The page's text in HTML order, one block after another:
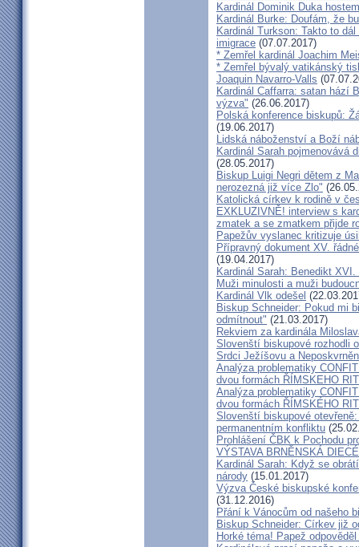
Kardinál Dominik Duka
Kardinál Burke: Doufám, že
Kardinál Turkson: Takto to
imigrace (07.07.2017)
* Zemřel kardinál Joachim
* Zemřel bývalý vatikánský
Joaquin Navarro-Valls
Kardinál Caffarra: satan hází
výzva" (26.06.2017)
Polská konference biskupů:
(19.06.2017)
Lidská náboženství a Boží
Kardinál Sarah pojmenovává
(28.05.2017)
Biskup Luigi Negri dětem z
nerozezná již více Zlo"
Katolická církev k rodině v
EXKLUZIVNĚ! interview s
zmatek a se zmatkem přijde
Papežův vyslanec kritizuje
Přípravný dokument XV.
(19.04.2017)
Kardinál Sarah: Benedikt
Muži minulosti a muži
Kardinál Vlk odešel
Biskup Schneider: Pokud mi
odmítnout" (21.03.2017)
Rekviem za kardinála
Slovenští biskupové rozhodli
Srdci Ježíšovu a
Analýza problematiky
dvou formách ŘÍMSKEHO
Analýza problematiky
dvou formách ŘÍMSKÉHO
Slovenští biskupové
permanentním konfliktu
Prohlášení ČBK k Pochodu
VÝSTAVA BRNĚNSKÁ
Kardinál Sarah: Když se
národy (15.01.2017)
Výzva České biskupské
(31.12.2016)
Přání k Vánocům od našeho
Biskup Schneider: Církev již
Horké téma! Papež